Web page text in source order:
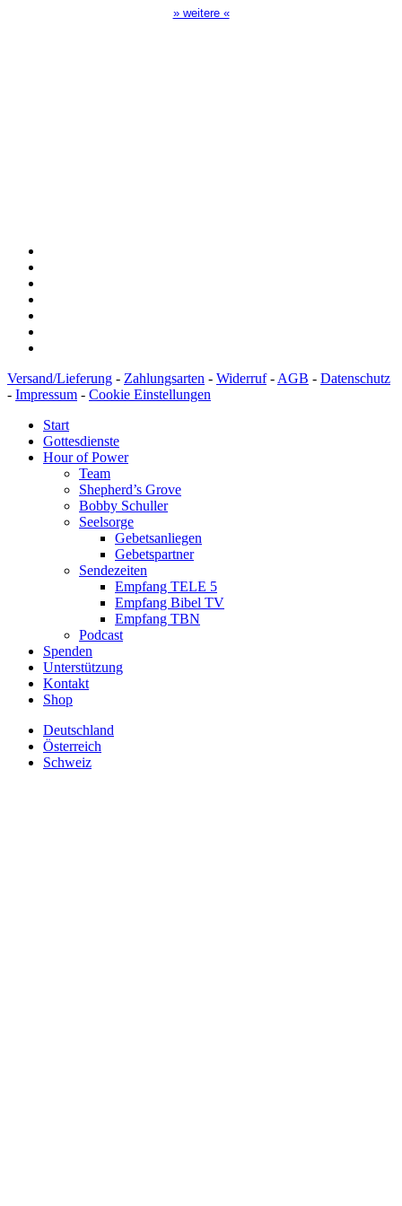
» weitere «
Versand/Lieferung - Zahlungsarten - Widerruf- AGB - Datenschutz
- Impressum - Cookie Einstellungen
Start
Gottesdienste
Hour of Power
Team
Shepherd’s Grove
Bobby Schuller
Seelsorge
Gebetsanliegen
Gebetspartner
Sendezeiten
Empfang TELE 5
Empfang Bibel TV
Empfang TBN
Podcast
Spenden
Unterstützung
Kontakt
Shop
Deutschland
Österreich
Schweiz